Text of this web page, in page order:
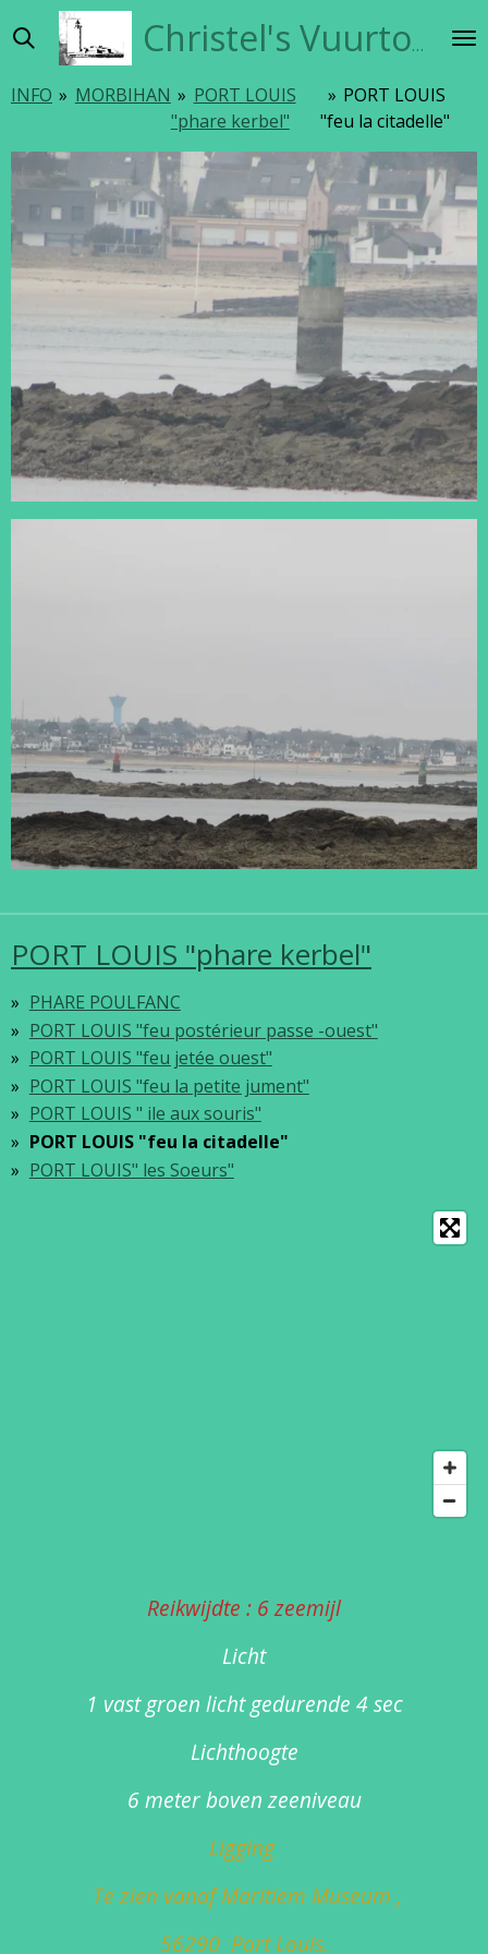
direct
de
Christel's Vuurtorensite
INFO » MORBIHAN » PORT LOUIS
"phare kerbel"
» PORT LOUIS
"feu la citadelle"
PORT LOUIS "phare kerbel"
PHARE POULFANC
PORT LOUIS "feu postérieur passe -ouest"
PORT LOUIS "feu jetée ouest"
PORT LOUIS "feu la petite jument"
PORT LOUIS " ile aux souris"
PORT LOUIS "feu la citadelle"
PORT LOUIS" les Soeurs"
Reikwijdte : 6 zeemijl
Licht
1 vast groen licht gedurende 4 sec
Lichthoogte
6 meter boven zeeniveau
Ligging
Te zien vanaf Maritiem Museum ,
56290 Port Louis.